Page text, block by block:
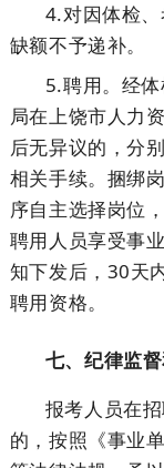
4.对因体检
缺额不予递补。
5.聘用。经
局在上饶市人力
后无异议的，分
相关手续。捆绑
序自主选择岗位
聘用人员享受事
知下发后，30天
聘用资格。
七、纪律监
报考人员在
的，按照《事业